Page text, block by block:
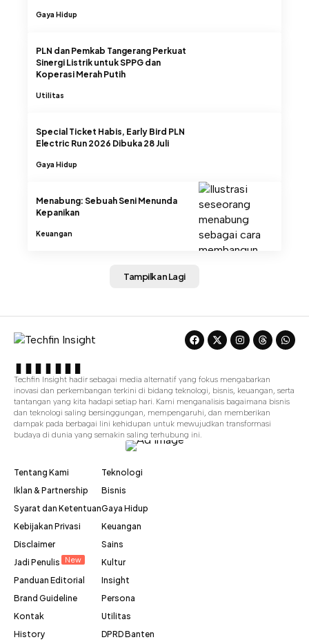
Gaya Hidup
PLN dan Pemkab Tangerang Perkuat
Sinergi Listrik untuk SPPG dan
Koperasi Merah Putih
Utilitas
Special Ticket Habis, Early Bird PLN
Electric Run 2026 Dibuka 28 Juli
Gaya Hidup
Menabung: Sebuah Seni Menunda
Kepanikan
Keuangan
Tampilkan Lagi
Techfin Insight hadir sebagai media alternatif yang fokus mengabarkan
inovasi dan perkembangan terkini di bidang teknologi, bisnis, keuangan, serta
tantangan yang kita hadapi setiap hari. Kami menganalisis bagaimana bisnis
dan teknologi saling bersinggungan, mempengaruhi, dan memberikan
dampak pada berbagai lini kehidupan untuk mewujudkan transformasi
budaya di dunia yang semakin saling terhubung ini.
Tentang Kami
Iklan & Partnership
Syarat dan Ketentuan
Kebijakan Privasi
Disclaimer
Jadi Penulis
New
Panduan Editorial
Brand Guideline
Kontak
History
Teknologi
Bisnis
Gaya Hidup
Keuangan
Sains
Kultur
Insight
Persona
Utilitas
DPRD Banten